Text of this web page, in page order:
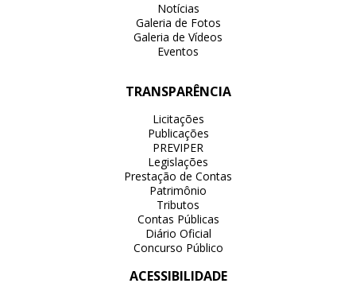
Notícias
Galeria de Fotos
Galeria de Vídeos
Eventos
TRANSPARÊNCIA
Licitações
Publicações
PREVIPER
Legislações
Prestação de Contas
Patrimônio
Tributos
Contas Públicas
Diário Oficial
Concurso Público
ACESSIBILIDADE